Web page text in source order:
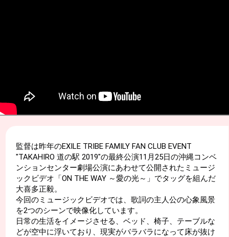
監督は昨年のEXILE TRIBE FAMILY FAN CLUB EVENT
"TAKAHIRO 道の駅 2019"の最終公演11月25日の沖縄コンベ
ンションセンター劇場公演にあわせて公開されたミュージ
ックビデオ「ON THE WAY ～愛の光～」でタッグを組んだ
大喜多正毅。
今回のミュージックビデオでは、歌詞の主人公の心象風景
を2つのシーンで映像化しています。
日常の生活をイメージさせる、ベッド、椅子、テーブルな
どが空中に浮いており、現実がバラバラになって床が抜け